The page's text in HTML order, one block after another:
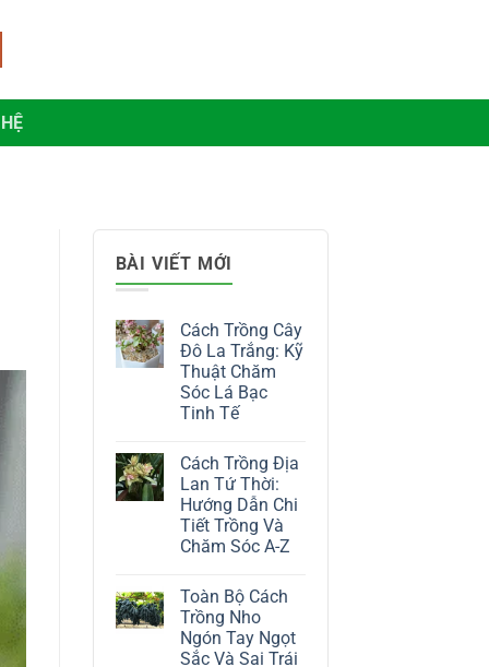
BÀI VIẾT MỚI
Cách Trồng Cây
Đô La Trắng: Kỹ
Thuật Chăm
Sóc Lá Bạc
Tinh Tế
bình
luận
ở
Cách
Trồng
Cây
Đô
Kỹ
Thuật
Chăm
Sóc
Lá
Bạc
Cách Trồng Địa
Lan Tứ Thời:
Hướng Dẫn Chi
Tiết Trồng Và
Chăm Sóc A-Z
bình
luận
Cách
Trồng
Toàn Bộ Cách
Trồng Nho
Ngón Tay Ngọt
Sắc Và Sai Trái